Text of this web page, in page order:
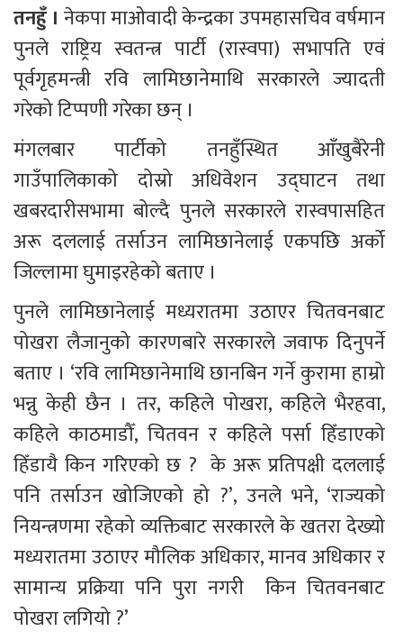
तनहुँ । नेकपा माओवादी केन्द्रका उपमहासचिव वर्षमान
पुनले राष्ट्रिय स्वतन्त्र पार्टी (रास्वपा) सभापति एवं
पूर्वगृहमन्त्री रवि लामिछानेमाथि सरकारले ज्यादती
गरेको टिप्पणी गरेका छन् ।
मंगलबार पार्टीको तनहुँस्थित आँखुबैरेनी
गाउँपालिकाको दोस्रो अधिवेशन उद्घाटन तथा
खबरदारीसभामा बोल्दै पुनले सरकारले रास्वपासहित
अरू दललाई तर्साउन लामिछानेलाई एकपछि अर्को
जिल्लामा घुमाइरहेको बताए ।
पुनले लामिछानेलाई मध्यरातमा उठाएर चितवनबाट
पोखरा लैजानुको कारणबारे सरकारले जवाफ दिनुपर्ने
बताए । ‘रवि लामिछानेमाथि छानबिन गर्ने कुरामा हाम्रो
भन्नु केही छैन । तर, कहिले पोखरा, कहिले भैरहवा,
कहिले काठमाडौँ, चितवन र कहिले पर्सा हिँडाएको
हिँडायै किन गरिएको छ ?  के अरू प्रतिपक्षी दललाई
पनि तर्साउन खोजिएको हो ?’, उनले भने, ‘राज्यको
नियन्त्रणमा रहेको व्यक्तिबाट सरकारले के खतरा देख्यो
मध्यरातमा उठाएर मौलिक अधिकार, मानव अधिकार र
सामान्य प्रक्रिया पनि पुरा नगरी  किन चितवनबाट
पोखरा लगियो ?’